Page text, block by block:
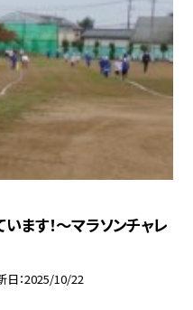
ます！〜マラソンチャレ
日 2025/10/22